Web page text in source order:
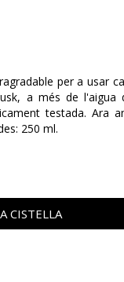
per a usar
a més de l'aigua
testada. Ara
250 ml.
CISTELLA